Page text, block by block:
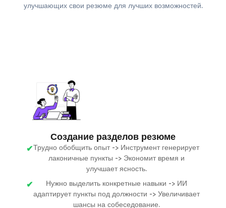
улучшающих свои резюме для лучших возможностей.
Создание разделов резюме
Трудно обобщить опыт -> Инструмент генерирует
лаконичные пункты -> Экономит время и
улучшает ясность.
Нужно выделить конкретные навыки -> ИИ
адаптирует пункты под должности -> Увеличивает
шансы на собеседование.